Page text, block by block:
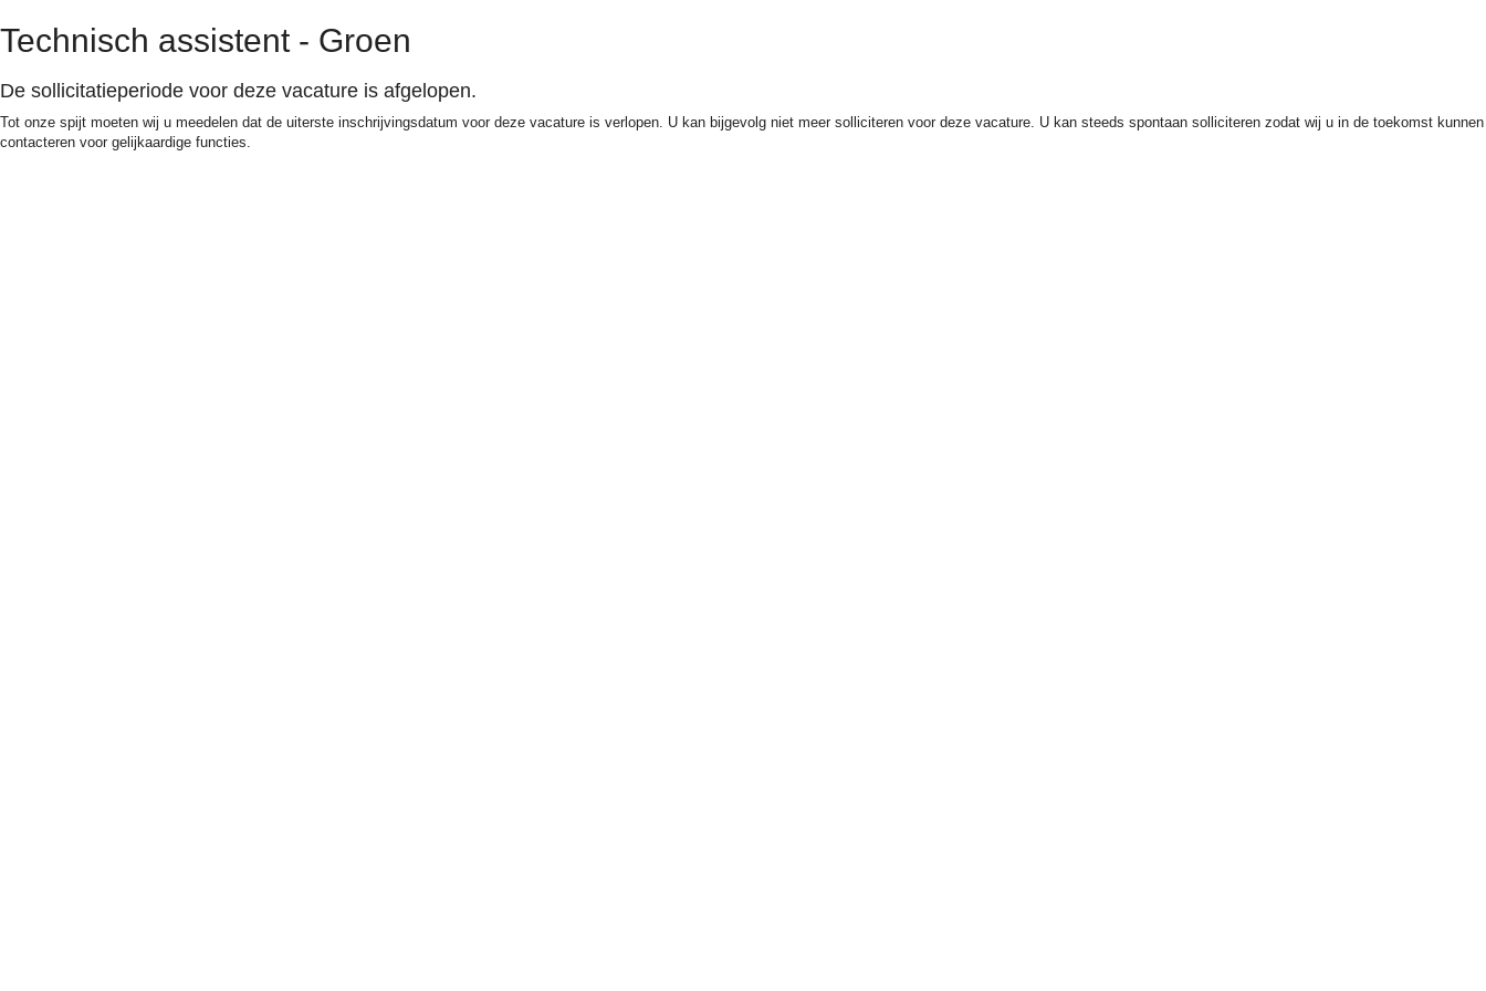
Technisch assistent - Groen
De sollicitatieperiode voor deze vacature is afgelopen.
Tot onze spijt moeten wij u meedelen dat de uiterste inschrijvingsdatum voor deze vacature is verlopen. U kan bijgevolg niet meer solliciteren voor deze vacature. U kan steeds spontaan solliciteren zodat wij u in de toekomst kunnen
contacteren voor gelijkaardige functies.